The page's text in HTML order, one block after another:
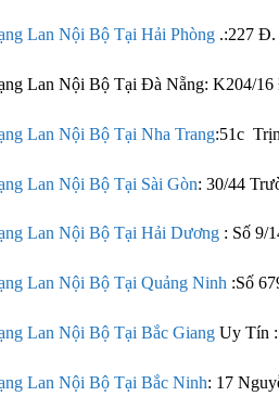
Lan Nội Bộ Tại Hải Phòng .:227 Đ.
Lan Nội Bộ Tại Đà Nẵng: K204/
Lan Nội Bộ Tại Nha Trang:51c
Lan Nội Bộ Tại Sài Gòn: 30/44
Lan Nội Bộ Tại Hải Dương : Số 9/
Lan Nội Bộ Tại Quảng Ninh :Số
Lan Nội Bộ Tại Bắc Giang Uy Tín
Lan Nội Bộ Tại Bắc Ninh: 17